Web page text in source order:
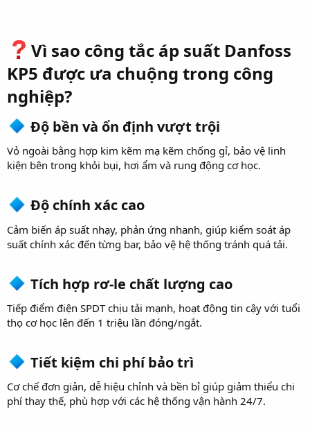
Vì sao công tắc áp suất Danfoss
KP5 được ưa chuộng trong công
nghiệp?​
Độ bền và ổn định vượt trội​
Vỏ ngoài bằng hợp kim kẽm mạ kẽm chống gỉ, bảo vệ linh
kiện bên trong khỏi bụi, hơi ẩm và rung động cơ học.
Độ chính xác cao​
Cảm biến áp suất nhạy, phản ứng nhanh, giúp kiểm soát áp
suất chính xác đến từng bar, bảo vệ hệ thống tránh quá tải.
Tích hợp rơ-le chất lượng cao​
Tiếp điểm điện SPDT chịu tải mạnh, hoạt động tin cậy với tuổi
thọ cơ học lên đến 1 triệu lần đóng/ngắt.
Tiết kiệm chi phí bảo trì​
Cơ chế đơn giản, dễ hiệu chỉnh và bền bỉ giúp giảm thiểu chi
phí thay thế, phù hợp với các hệ thống vận hành 24/7.